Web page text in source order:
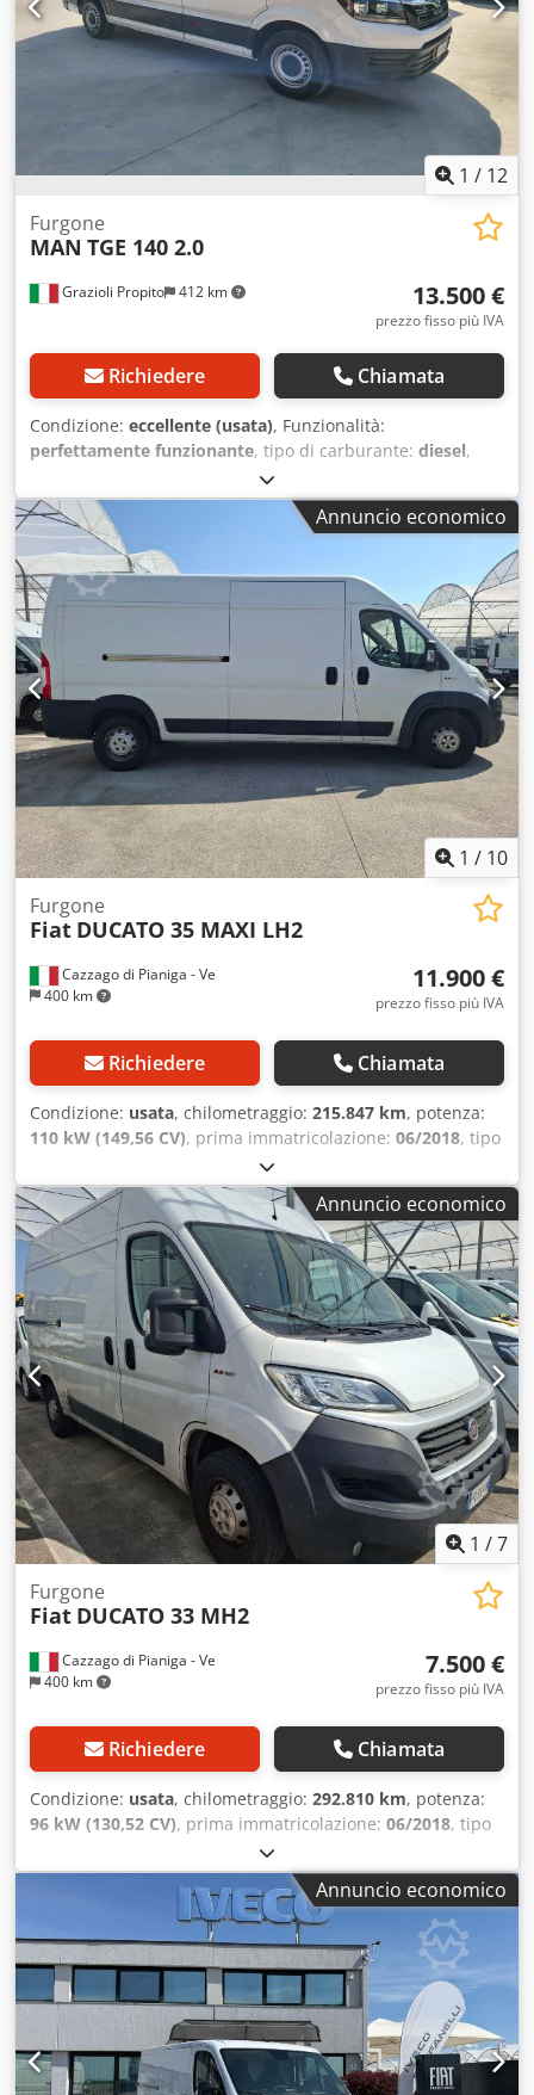
Afhsf
1 / 12
Grazioli Propito 412 km
Furgone
MAN TGE 140 2.0
13.500 €
prezzo fisso più IVA
Richiedere Chiamata
Condizione: eccellente (usata), Funzionalità:
perfettamente funzionante, tipo di carburante: diesel,
, peso complessivo:
configurazione degli assi:4x2, sospensione:acciaio,
lunghezza totale:
, larghezza totale:2.040 mm,
Anno di produzione:
PLTM-FURGONE DI SERIE- ANNO 09/2021-CC 1968 CV 103-
KW 140- KM 149647-PORTATA 1411 KG- ABS- ARIA
CONDIZIONATA- VETRI ELETTRICI- RADIO -CHIUSURA
CENTRALIZZATA- CAPPELIERA PER INFO FRANCESCO
3356514297 Codpszrw T Ajfx Afherf
Annuncio economico
1 / 10
Cazzago di Pianiga - Ve
400 km
Furgone
Fiat DUCATO 35 MAXI LH2
11.900 €
prezzo fisso più IVA
Richiedere Chiamata
Condizione: usata, chilometraggio: 215.847 km, potenza:
110 kW (149,56 CV), prima immatricolazione: 06/2018, tipo
, peso complessivo:
bianco, tipo di ingranaggio:meccanico, Peso totale
ammissibile: 3500kg Crsdpfxozrp Nis AfhefAnnuncio economico
1 /7
Cazzago di Pianiga - Ve
400 km
Furgone
Fiat DUCATO 33 MH2
7.500 €
prezzo fisso più IVA
Richiedere Chiamata
Condizione: usata, chilometraggio: 292.810 km, potenza:
96 kW (130,52 CV), prima immatricolazione: 06/2018, tipo
, peso complessivo:
bianco, tipo di ingranaggio:meccanico, Peso totale
ammissibile: 3300kg Crodpfx Afezrp NpshefAnnuncio economico